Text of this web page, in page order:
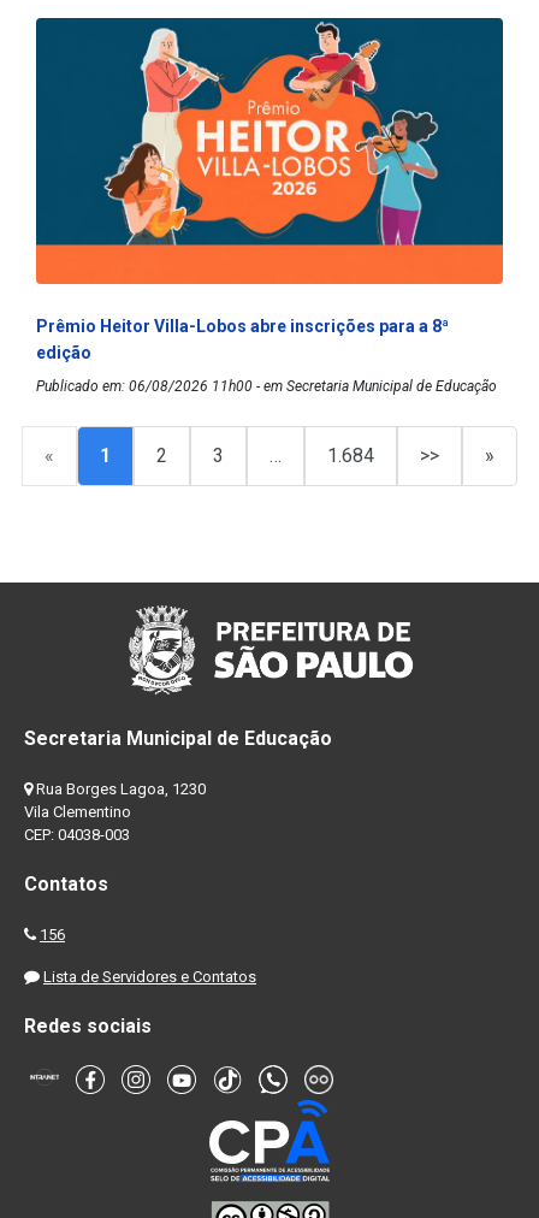
Prêmio Heitor Villa-Lobos abre inscrições para a 8ª
edição
Publicado em: 06/08/2026 11h00 - em Secretaria Municipal de Educação
« 1 2 3 … 1.684 >> »
Secretaria Municipal de Educação
Rua Borges Lagoa, 1230
Vila Clementino
CEP: 04038-003
Contatos
156
Lista de Servidores e Contatos
Redes sociais